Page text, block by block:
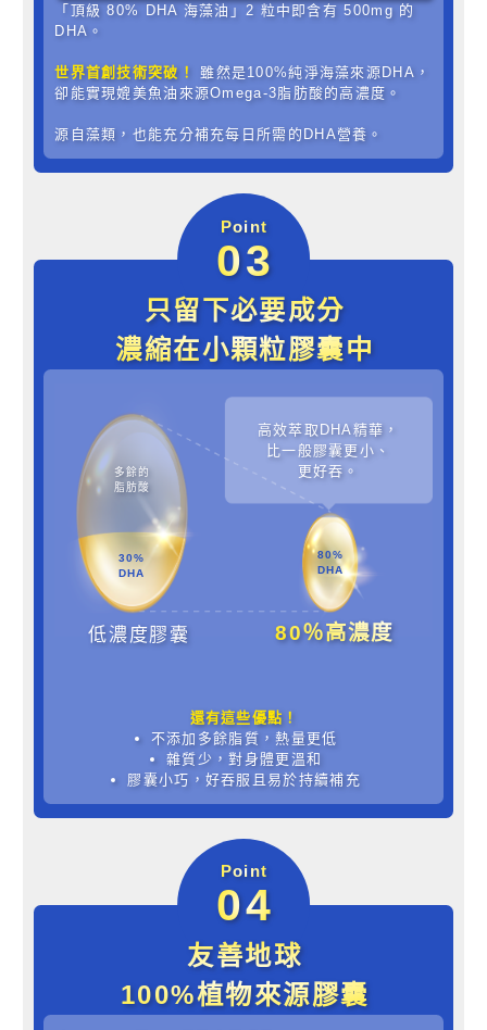
「頂級 80% DHA 海藻油」2 粒中即含有 500mg 的
DHA。
世界首創技術突破！
雖然是100%純淨海藻來源DHA，
卻能實現媲美魚油來源Omega-3脂肪酸的高濃度。
源自藻類，也能充分補充每日所需的DHA營養。
Point
03
只留下必要成分
濃縮在小顆粒膠囊中
多餘的
脂肪酸
30%
DHA
低濃度膠囊
高效萃取DHA精華，
比一般膠囊更小、
更好吞。
80%
DHA
80％高濃度
還有這些優點！
不添加多餘脂質，熱量更低
雜質少，對身體更溫和
膠囊小巧，好吞服且易於持續補充
Point
04
友善地球
100%植物來源膠囊